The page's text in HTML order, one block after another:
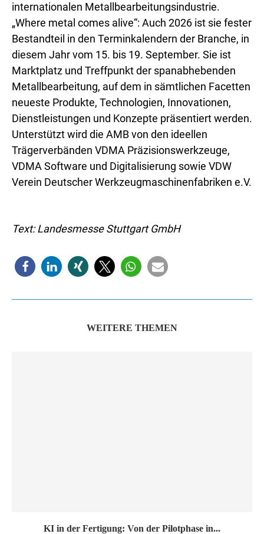
internationalen Metallbearbeitungsindustrie.
„Where metal comes alive“: Auch 2026 ist sie fester
Bestandteil in den Terminkalendern der Branche, in
diesem Jahr vom 15. bis 19. September. Sie ist
Marktplatz und Treffpunkt der spanabhebenden
Metallbearbeitung, auf dem in sämtlichen Facetten
neueste Produkte, Technologien, Innovationen,
Dienstleistungen und Konzepte präsentiert werden.
Unterstützt wird die AMB von den ideellen
Trägerverbänden VDMA Präzisionswerkzeuge,
VDMA Software und Digitalisierung sowie VDW
Verein Deutscher Werkzeugmaschinenfabriken e.V.
Text: Landesmesse Stuttgart GmbH
WEITERE THEMEN
KI in der Fertigung: Von der Pilotphase in...